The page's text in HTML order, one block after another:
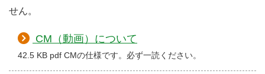
せん。
CM（動画）について
42.5 KB pdf CMの仕様です。必ず一読ください。